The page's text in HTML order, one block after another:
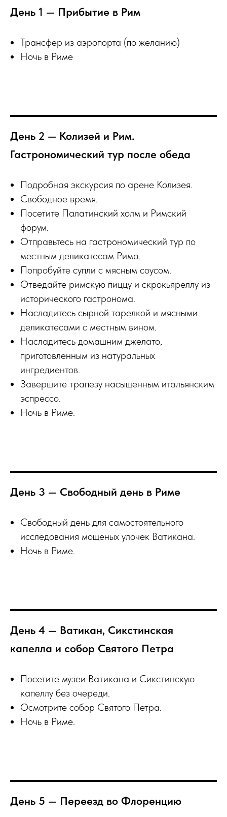
День 1 — Прибытие в Рим
Трансфер из аэропорта (по желанию)
Ночь в Риме
День 2 — Колизей и Рим.
Гастрономический тур после обеда
Подробная экскурсия по арене Колизея.
Свободное время.
Посетите Палатинский холм и Римский
форум.
Отправьтесь на гастрономический тур по
местным деликатесам Рима.
Попробуйте супли с мясным соусом.
Отведайте римскую пиццу и скрокьяреллу из
исторического гастронома.
Насладитесь сырной тарелкой и мясными
деликатесами с местным вином.
Насладитесь домашним джелато,
приготовленным из натуральных
ингредиентов.
Завершите трапезу насыщенным итальянским
эспрессо.
Ночь в Риме.
День 3 — Свободный день в Риме
Свободный день для самостоятельного
исследования мощеных улочек Ватикана.
Ночь в Риме.
День 4 — Ватикан, Сикстинская
капелла и собор Святого Петра
Посетите музеи Ватикана и Сикстинскую
капеллу без очереди.
Осмотрите собор Святого Петра.
Ночь в Риме.
День 5 — Переезд во Флоренцию